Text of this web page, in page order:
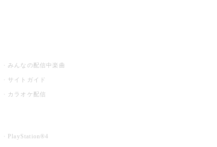
みんなの配信中楽曲
サイトガイド
カラオケ配信
PlayStation®4